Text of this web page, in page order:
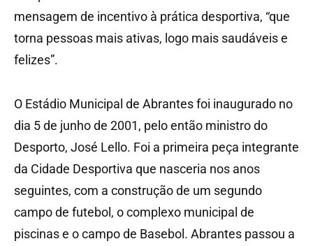
mensagem de incentivo à prática desportiva, “que
torna pessoas mais ativas, logo mais saudáveis e
felizes”.
O Estádio Municipal de Abrantes foi inaugurado no
dia 5 de junho de 2001, pelo então ministro do
Desporto, José Lello. Foi a primeira peça integrante
da Cidade Desportiva que nasceria nos anos
seguintes, com a construção de um segundo
campo de futebol, o complexo municipal de
piscinas e o campo de Basebol. Abrantes passou a